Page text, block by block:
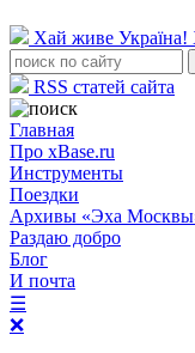
Хай живе Україна!
RSS статей сайта
Главная
Про xBase.ru
Инструменты
Поездки
Архивы «Эха
Раздаю добро
Блог
И почта
☰
❌